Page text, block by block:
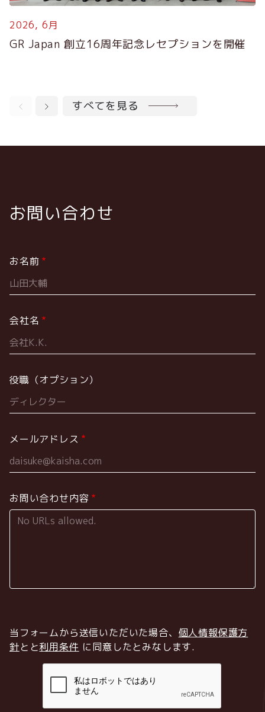
2026, 6月
GR Japan 創立16周年記念レセプションを開催
すべてを見る
お問い合わせ
お名前
会社名
役職（オプション）
メールアドレス
お問い合わせ内容
当フォームから送信いただいた場合、 個人情報保護方
針とと利用条件 に同意したとみなします.